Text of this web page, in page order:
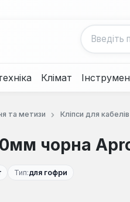
Клімат
та метизи Кліпси для кабелів
чорна
Тип:для гофри